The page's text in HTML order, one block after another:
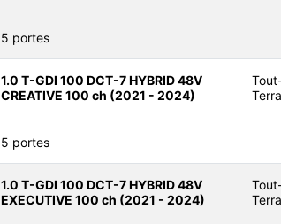
5 portes
1.0 T-GDI 100 DCT-7 HYBRID 48V
CREATIVE 100 ch (2021 - 2024)
5 portes
1.0 T-GDI 100 DCT-7 HYBRID 48V
EXECUTIVE 100 ch (2021 - 2024)